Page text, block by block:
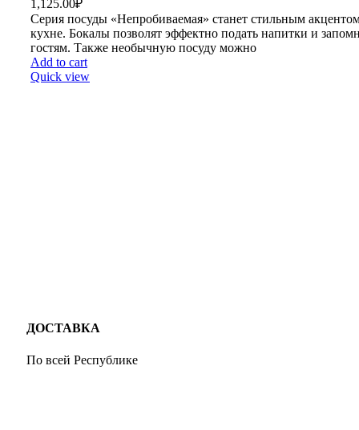
1,125.00₽
Серия посуды «Непробиваемая» станет стильным
кухне. Бокалы позволят эффектно подать напитки и
гостям. Также необычную посуду можно
Add to cart
Quick view
ДОСТАВКА
По всей Республике